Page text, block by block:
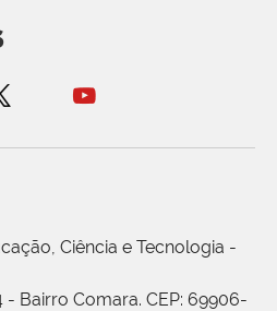
Ciência e Tecnologia -
- Bairro Comara. CEP: 69906-